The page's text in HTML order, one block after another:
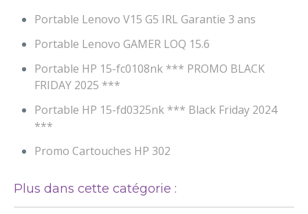
Portable Lenovo V15 G5 IRL Garantie 3 ans
Portable Lenovo GAMER LOQ 15.6
Portable HP 15-fc0108nk *** PROMO BLACK
FRIDAY 2025 ***
Portable HP 15-fd0325nk *** Black Friday 2024
***
Promo Cartouches HP 302
Plus dans cette catégorie :